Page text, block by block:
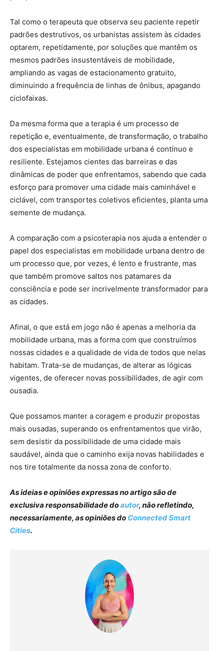
Tal como o terapeuta que observa seu paciente repetir
padrões destrutivos, os urbanistas assistem às cidades
optarem, repetidamente, por soluções que mantêm os
mesmos padrões insustentáveis de mobilidade,
ampliando as vagas de estacionamento gratuito,
diminuindo a frequência de linhas de ônibus, apagando
ciclofaixas.
Da mesma forma que a terapia é um processo de
repetição e, eventualmente, de transformação, o trabalho
dos especialistas em mobilidade urbana é contínuo e
resiliente. Estejamos cientes das barreiras e das
dinâmicas de poder que enfrentamos, sabendo que cada
esforço para promover uma cidade mais caminhável e
ciclável, com transportes coletivos eficientes, planta uma
semente de mudança.
A comparação com a psicoterapia nos ajuda a entender o
papel dos especialistas em mobilidade urbana dentro de
um processo que, por vezes, é lento e frustrante, mas
que também promove saltos nos patamares da
consciência e pode ser incrivelmente transformador para
as cidades.
Afinal, o que está em jogo não é apenas a melhoria da
mobilidade urbana, mas a forma com que construímos
nossas cidades e a qualidade de vida de todos que nelas
habitam. Trata-se de mudanças, de alterar as lógicas
vigentes, de oferecer novas possibilidades, de agir com
ousadia.
Que possamos manter a coragem e produzir propostas
mais ousadas, superando os enfrentamentos que virão,
sem desistir da possibilidade de uma cidade mais
saudável, ainda que o caminho exija novas habilidades e
nos tire totalmente da nossa zona de conforto.
As ideias e opiniões expressas no artigo são de
exclusiva responsabilidade doautor, não refletindo,
necessariamente, as opiniões do Connected Smart
Cities.